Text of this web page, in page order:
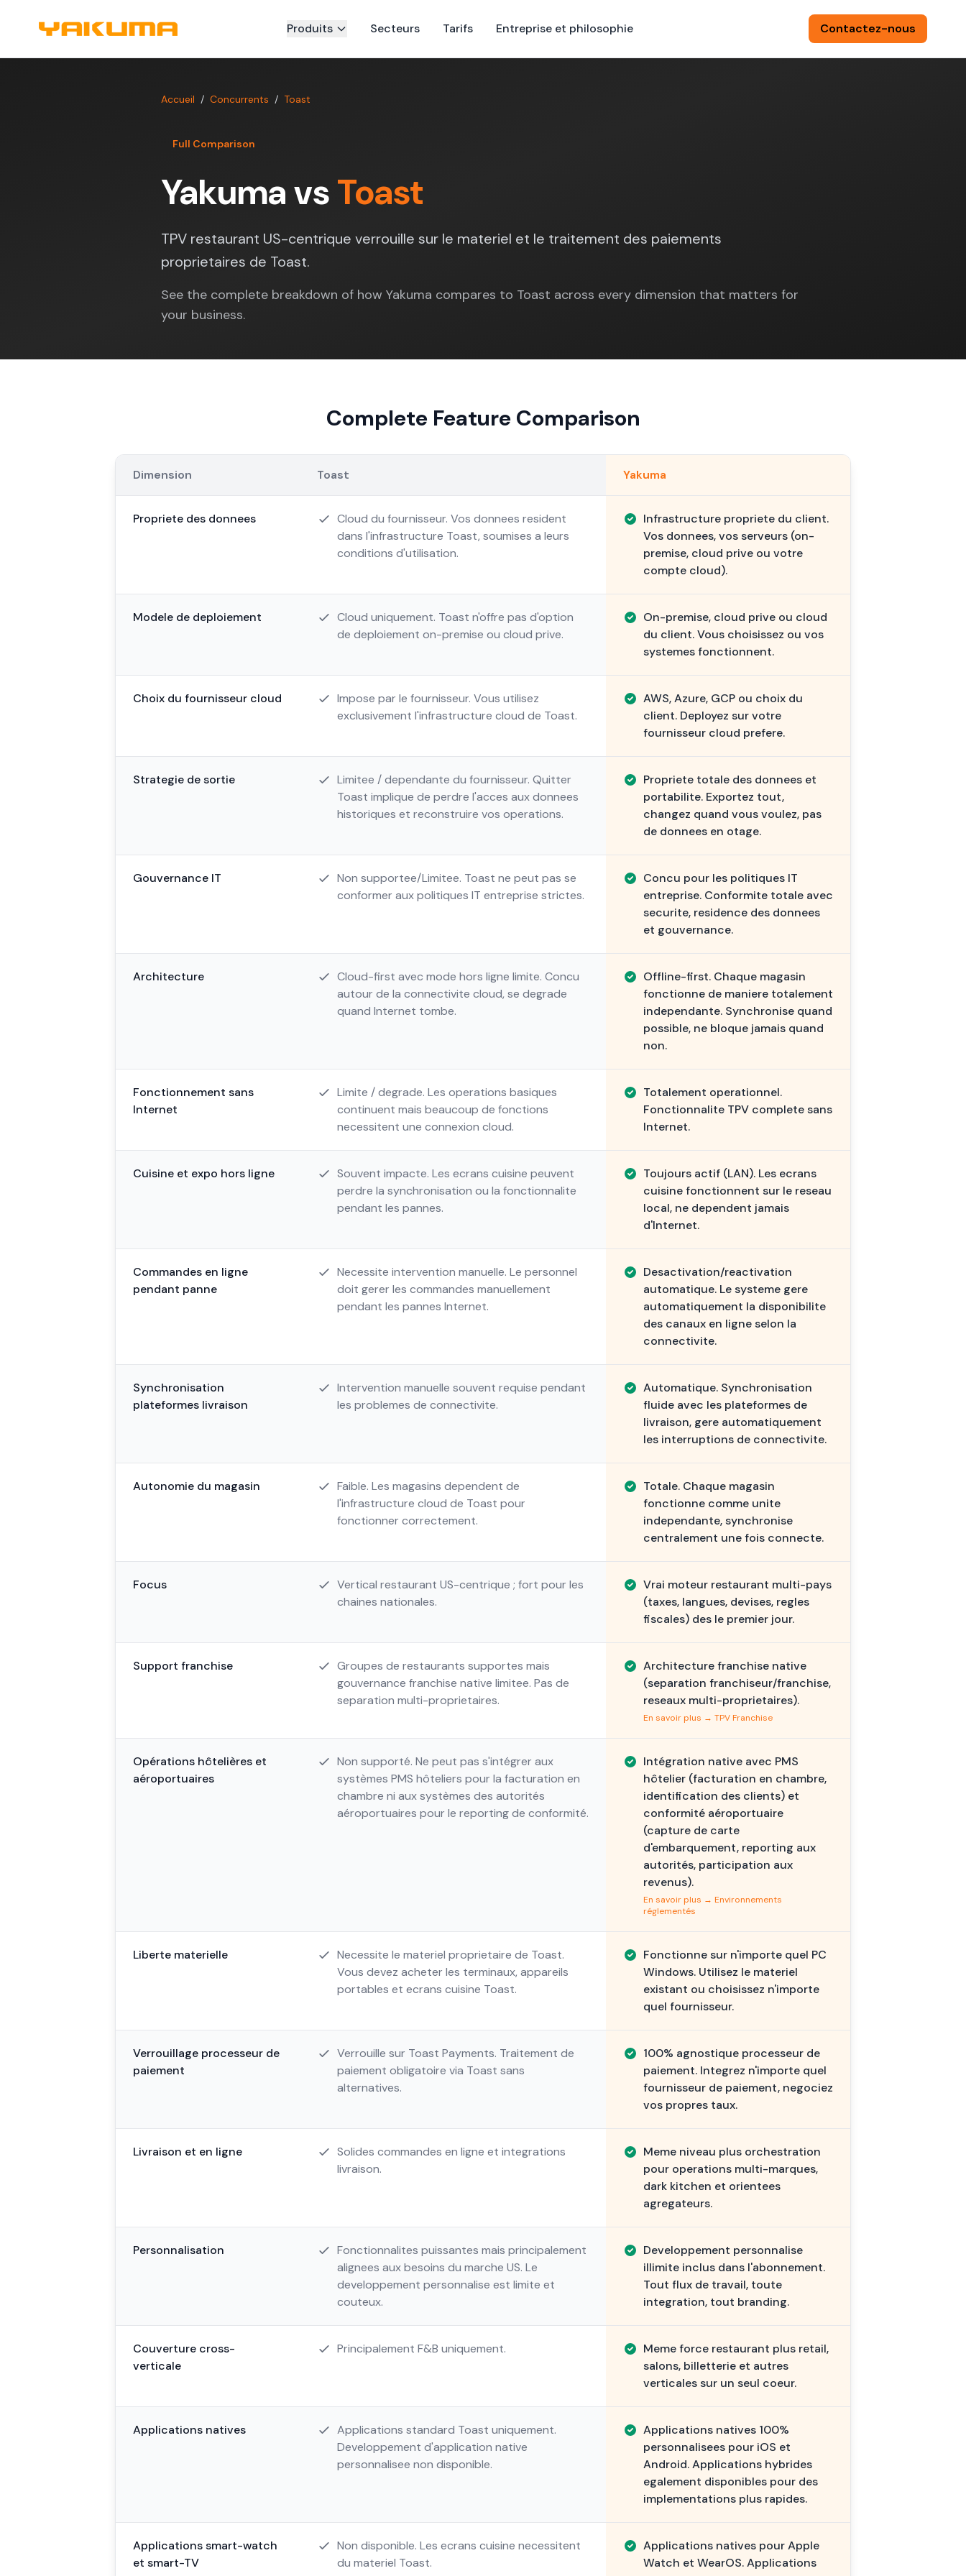
Produits
Secteurs Tarifs Entreprise et philosophie Contactez-nous
Accueil / Concurrents / Toast
Full Comparison
Yakuma vsToast
TPV restaurant US-centrique verrouille sur le materiel et le traitement des paiements
proprietaires de Toast.
See the complete breakdown of how Yakuma compares to Toast across every dimension that matters for
your business.
Complete Feature Comparison
Dimension Toast Yakuma
Propriete des donnees
Cloud du fournisseur. Vos donnees resident
dans l'infrastructure Toast, soumises a leurs
conditions d'utilisation.
Infrastructure propriete du client.
Vos donnees, vos serveurs (on-
premise, cloud prive ou votre
compte cloud).
Modele de deploiement
Cloud uniquement. Toast n'offre pas d'option
de deploiement on-premise ou cloud prive.
On-premise, cloud prive ou cloud
du client. Vous choisissez ou vos
systemes fonctionnent.
Choix du fournisseur cloud
Impose par le fournisseur. Vous utilisez
exclusivement l'infrastructure cloud de Toast.
AWS, Azure, GCP ou choix du
client. Deployez sur votre
fournisseur cloud prefere.
Strategie de sortie
Limitee / dependante du fournisseur. Quitter
Toast implique de perdre l'acces aux donnees
historiques et reconstruire vos operations.
Propriete totale des donnees et
portabilite. Exportez tout,
changez quand vous voulez, pas
de donnees en otage.
Gouvernance IT
Non supportee/Limitee. Toast ne peut pas se
conformer aux politiques IT entreprise strictes.
Concu pour les politiques IT
entreprise. Conformite totale avec
securite, residence des donnees
et gouvernance.
Architecture
Cloud-first avec mode hors ligne limite. Concu
autour de la connectivite cloud, se degrade
quand Internet tombe.
Offline-first. Chaque magasin
fonctionne de maniere totalement
independante. Synchronise quand
possible, ne bloque jamais quand
non.
Fonctionnement sans
Internet
Limite / degrade. Les operations basiques
continuent mais beaucoup de fonctions
necessitent une connexion cloud.
Totalement operationnel.
Fonctionnalite TPV complete sans
Internet.
Cuisine et expo hors ligne
Souvent impacte. Les ecrans cuisine peuvent
perdre la synchronisation ou la fonctionnalite
pendant les pannes.
Toujours actif (LAN). Les ecrans
cuisine fonctionnent sur le reseau
local, ne dependent jamais
d'Internet.
Commandes en ligne
pendant panne
Necessite intervention manuelle. Le personnel
doit gerer les commandes manuellement
pendant les pannes Internet.
Desactivation/reactivation
automatique. Le systeme gere
automatiquement la disponibilite
des canaux en ligne selon la
connectivite.
Synchronisation
plateformes livraison
Intervention manuelle souvent requise pendant
les problemes de connectivite.
Automatique. Synchronisation
fluide avec les plateformes de
livraison, gere automatiquement
les interruptions de connectivite.
Autonomie du magasin
Faible. Les magasins dependent de
l'infrastructure cloud de Toast pour
fonctionner correctement.
Totale. Chaque magasin
fonctionne comme unite
independante, synchronise
centralement une fois connecte.
Focus
Vertical restaurant US-centrique ; fort pour les
chaines nationales.
Vrai moteur restaurant multi-pays
(taxes, langues, devises, regles
fiscales) des le premier jour.
Support franchise
Groupes de restaurants supportes mais
gouvernance franchise native limitee. Pas de
separation multi-proprietaires.
Architecture franchise native
(separation franchiseur/franchise,
reseaux multi-proprietaires).
En savoir plus → TPV Franchise
Opérations hôtelières et
aéroportuaires
Non supporté. Ne peut pas s'intégrer aux
systèmes PMS hôteliers pour la facturation en
chambre ni aux systèmes des autorités
aéroportuaires pour le reporting de conformité.
Intégration native avec PMS
hôtelier (facturation en chambre,
identification des clients) et
conformité aéroportuaire
(capture de carte
d'embarquement, reporting aux
autorités, participation aux
revenus).
En savoir plus → Environnements
réglementés
Liberte materielle
Necessite le materiel proprietaire de Toast.
Vous devez acheter les terminaux, appareils
portables et ecrans cuisine Toast.
Fonctionne sur n'importe quel PC
Windows. Utilisez le materiel
existant ou choisissez n'importe
quel fournisseur.
Verrouillage processeur de
paiement
Verrouille sur Toast Payments. Traitement de
paiement obligatoire via Toast sans
alternatives.
100% agnostique processeur de
paiement. Integrez n'importe quel
fournisseur de paiement, negociez
vos propres taux.
Livraison et en ligne
Solides commandes en ligne et integrations
livraison.
Meme niveau plus orchestration
pour operations multi-marques,
dark kitchen et orientees
agregateurs.
Personnalisation
Fonctionnalites puissantes mais principalement
alignees aux besoins du marche US. Le
developpement personnalise est limite et
couteux.
Developpement personnalise
illimite inclus dans l'abonnement.
Tout flux de travail, toute
integration, tout branding.
Couverture cross-
verticale
Principalement F&B uniquement.
Meme force restaurant plus retail,
salons, billetterie et autres
verticales sur un seul coeur.
Applications natives
Applications standard Toast uniquement.
Developpement d'application native
personnalisee non disponible.
Applications natives 100%
personnalisees pour iOS et
Android. Applications hybrides
egalement disponibles pour des
implementations plus rapides.
Applications smart-watch
et smart-TV
Non disponible. Les ecrans cuisine necessitent
du materiel Toast.
Applications natives pour Apple
Watch et WearOS. Applications